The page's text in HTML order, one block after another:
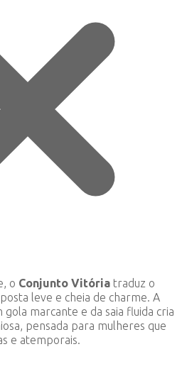
o Conjunto Vitória traduz o
leve e cheia de charme. A
gola marcante e da saia fluida cria
pensada para mulheres que
e atemporais.